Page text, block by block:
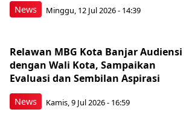
News Minggu, 12 Jul 2026 - 14:39
News
Relawan MBG Kota Banjar Audiensi
dengan Wali Kota, Sampaikan
Evaluasi dan Sembilan Aspirasi
Kamis, 9 Jul 2026 - 16:59